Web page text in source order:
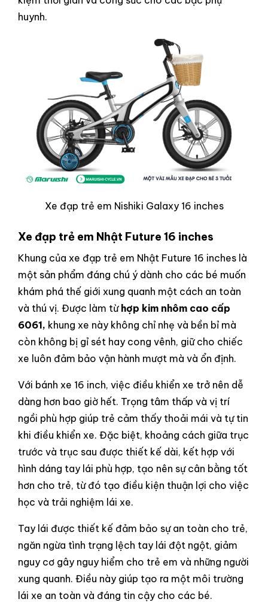
huynh.
Xe đạp trẻ em Nishiki Galaxy 16 inches
Xe đạp trẻ em Nhật Future 16 inches
Khung của xe đạp trẻ em Nhật Future 16 inches là
một sản phẩm đáng chú ý dành cho các bé muốn
khám phá thế giới xung quanh một cách an toàn
và thú vị. Được làm từ hợp kim nhôm cao cấp
6061, khung xe này không chỉ nhẹ và bền bỉ mà
còn không bị gỉ sét hay cong vênh, giữ cho chiếc
xe luôn đảm bảo vận hành mượt mà và ổn định.
Với bánh xe 16 inch, việc điều khiển xe trở nên dễ
dàng hơn bao giờ hết. Trọng tâm thấp và vị trí
ngồi phù hợp giúp trẻ cảm thấy thoải mái và tự tin
khi điều khiển xe. Đặc biệt, khoảng cách giữa trục
trước và trục sau được thiết kế dài, kết hợp với
hình dáng tay lái phù hợp, tạo nên sự cân bằng tốt
hơn cho trẻ, từ đó tạo điều kiện thuận lợi cho việc
học và trải nghiệm lái xe.
Tay lái được thiết kế đảm bảo sự an toàn cho trẻ,
ngăn ngừa tình trạng lệch tay lái đột ngột, giảm
nguy cơ gây nguy hiểm cho trẻ em và những người
xung quanh. Điều này giúp tạo ra một môi trường
lái xe an toàn và đáng tin cậy cho các bé.